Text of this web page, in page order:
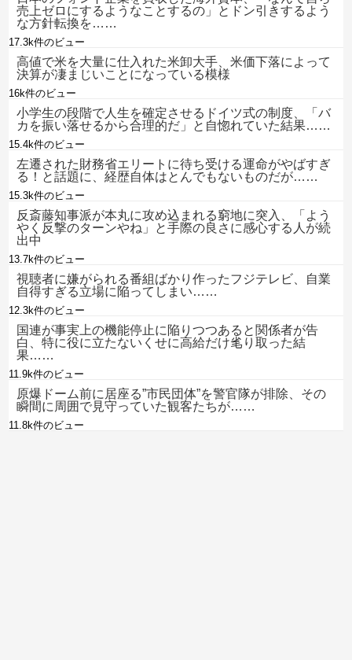
売上ゼロにするようなことするの」とドン引きするよう
な方針転換を……
17.3k件のビュー
高値で米を大量に仕入れた米卸大手、米価下落によって
決算が凄まじいことになっている模様
16k件のビュー
小学生の段階で人生を確定させるドイツ式の制度、「バ
カを振い落せるから合理的だ」と自惚れていた結果……
15.4k件のビュー
左遷された財務省エリートに待ち受ける運命がやばすぎ
る！と話題に、経歴自体はとんでもないものだが……
15.3k件のビュー
反斎藤知事派が本丸に攻め込まれる窮地に突入、「よう
やく反撃のターンやね」と手際の良さに感心する人が続
出中
13.7k件のビュー
視聴者に嫌がられる番組ばかり作ったフジテレビ、自業
自得すぎる立場に陥ってしまい……
12.3k件のビュー
国連が事実上の機能停止に陥りつつあると関係者が告
白、特に役に立たないくせに高給だけ毟り取った結
果……
11.9k件のビュー
原爆ドーム前に居座る”市民団体”を警官隊が排除、その
瞬間に周囲で見守っていた観客たちが……
11.8k件のビュー